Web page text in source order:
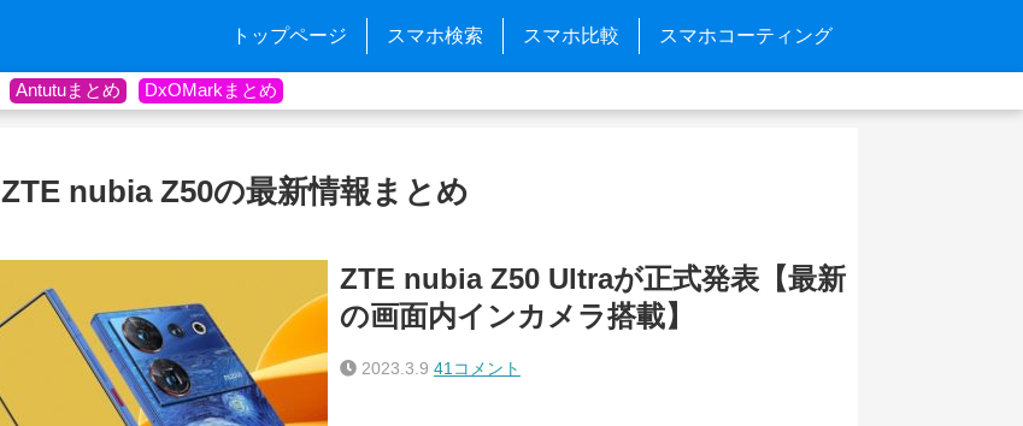
トップページ スマホ検索 スマホ比較 スマホコーティング
Antutuまとめ DxOMarkまとめ
ZTE nubia Z50の最新情報まとめ
ZTE nubia Z50 Ultraが正式発表【最新
の画面内インカメラ搭載】
2023.3.9 41コメント